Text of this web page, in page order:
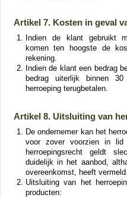
Artikel 7. Kosten in geval
Indien de klant gebruikt
komen ten hoogste de
rekening.
Indien de klant een bedrag
bedrag uiterlijk binnen
herroeping terugbetalen.
Artikel 8. Uitsluiting van
De ondernemer kan het
voor zover voorzien in
herroepingsrecht geldt
duidelijk in het aanbod,
overeenkomst, heeft vermeld.
Uitsluiting van het
producten: